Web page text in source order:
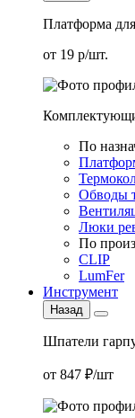
Платформа
от 19 р/шт.
По
Обводы
Люки
По
CLIP
LumFer
Инструмент
Назад
Шпатели
от 847 ₽/шт